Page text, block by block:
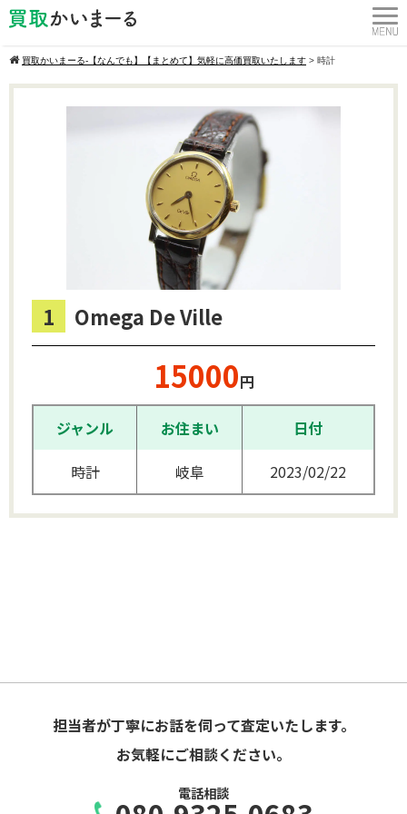
買取かいまーる‐【なんでも】【まとめて】気軽に高価買取いたします > 時計
1 Omega De Ville
15000円
ジャンル お住まい
日付
時計
岐阜 2023/02/22
担当者が丁寧にお話を伺って査定いたします。
お気軽にご相談ください。
電話相談